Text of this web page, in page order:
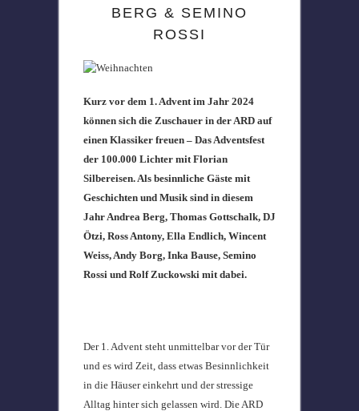
BERG & SEMINO
ROSSI
Kurz vor dem 1. Advent im Jahr 2024
können sich die Zuschauer in der ARD auf
einen Klassiker freuen – Das Adventsfest
der 100.000 Lichter mit Florian
Silbereisen. Als besinnliche Gäste mit
Geschichten und Musik sind in diesem
Jahr Andrea Berg, Thomas Gottschalk, DJ
Ötzi, Ross Antony, Ella Endlich, Wincent
Weiss, Andy Borg, Inka Bause, Semino
Rossi und Rolf Zuckowski mit dabei.
Der 1. Advent steht unmittelbar vor der Tür
und es wird Zeit, dass etwas Besinnlichkeit
in die Häuser einkehrt und der stressige
Alltag hinter sich gelassen wird. Die ARD